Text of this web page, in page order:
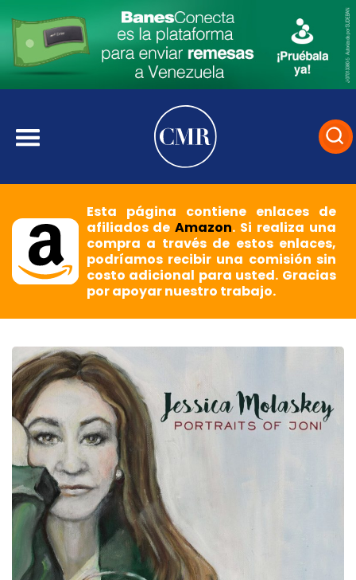
Esta página contiene enlaces de
afiliados deAmazon. Si realiza una
compra a través de estos enlaces,
podríamos recibir una comisión sin
costo adicional para usted. Gracias
por apoyar nuestro trabajo.